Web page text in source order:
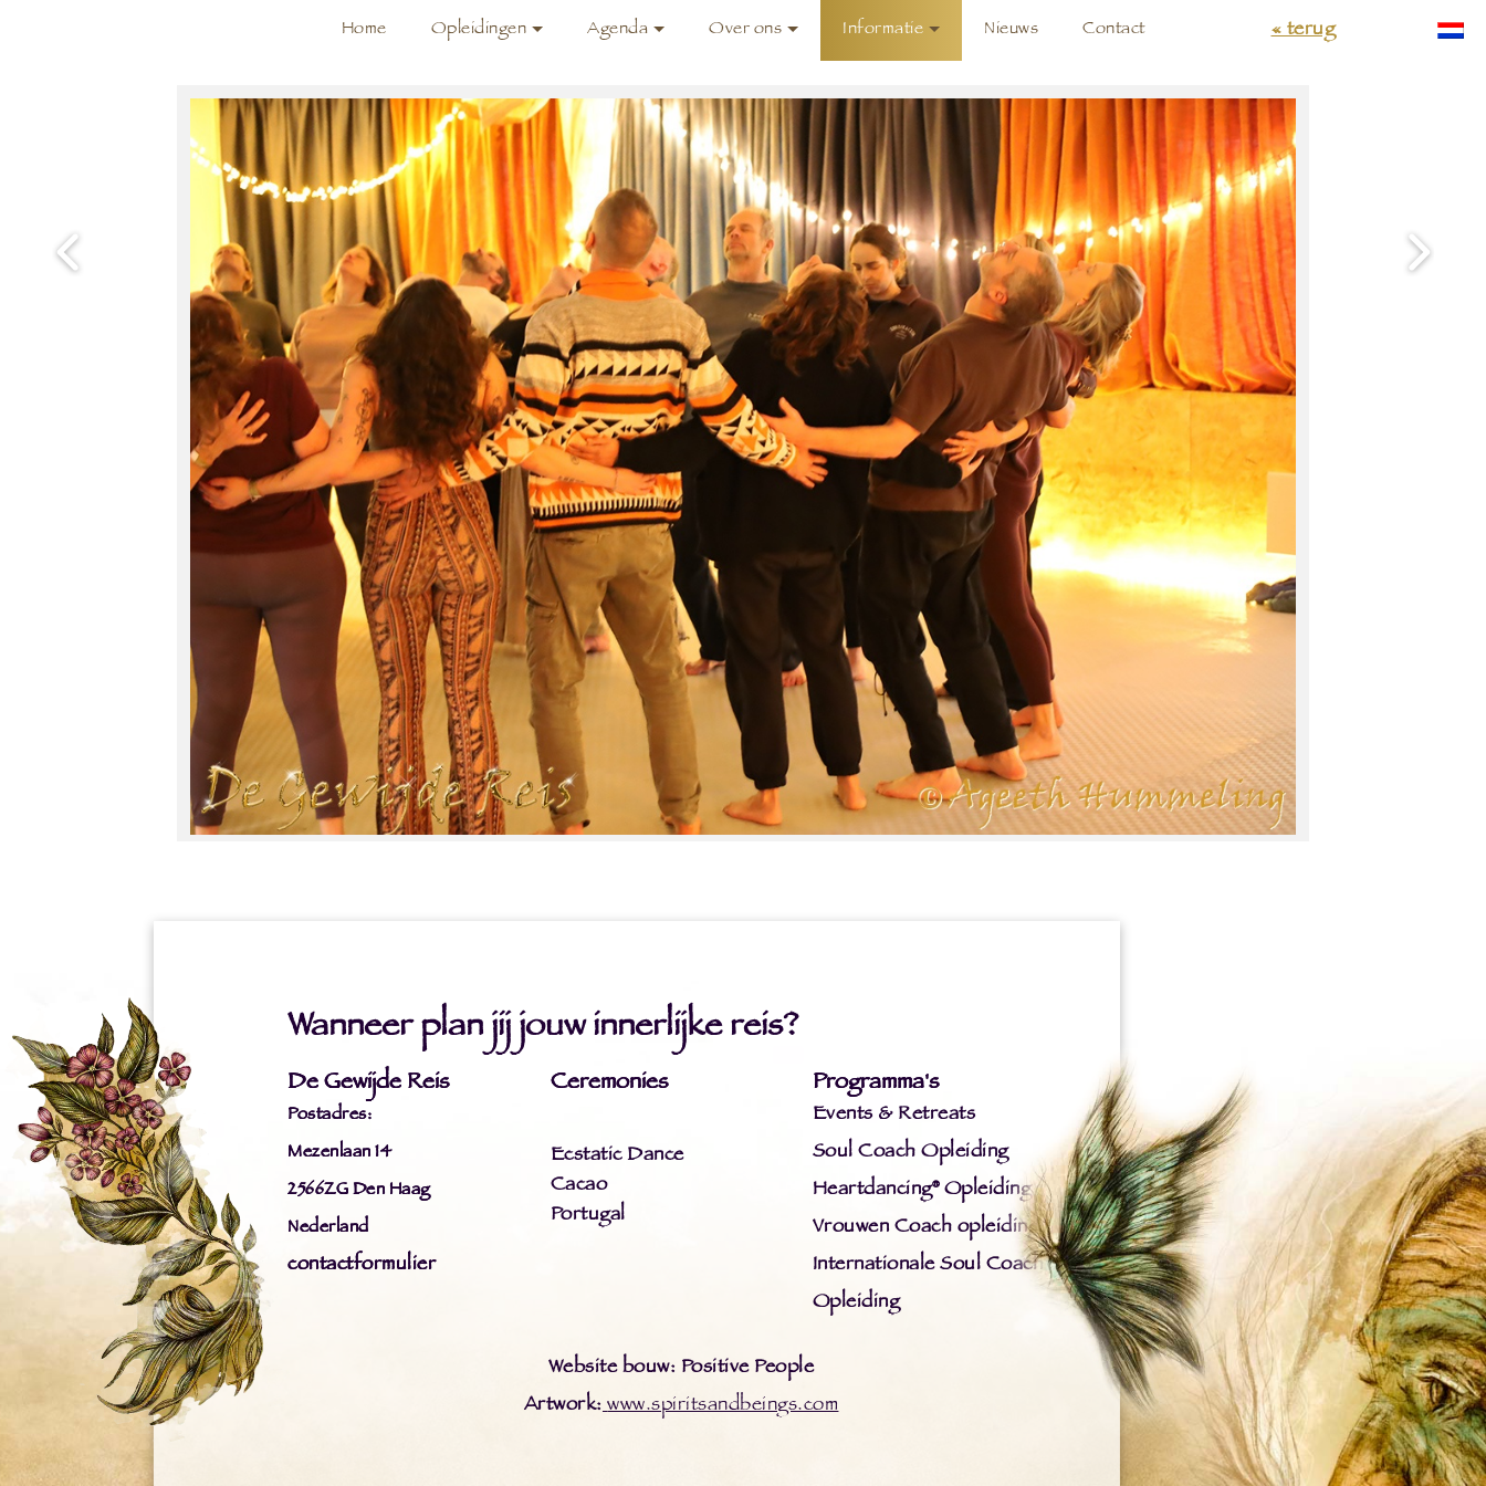
Home Opleidingen Agenda Over ons Informatie Nieuws Contact « terug
Wanneer plan jij jouw innerlijke reis?
De Gewijde Reis
Postadres:
Mezenlaan 14
2566ZG Den Haag
Nederland
contactformulier
Ceremonies
Ecstatic Dance
Cacao
Portugal
Programma's
Events & Retreats
Soul Coach Opleiding
Heartdancing® Opleiding
Vrouwen Coach opleiding
Internationale Soul Coach
Opleiding
Website bouw: Positive People
Artwork: www.spiritsandbeings.com